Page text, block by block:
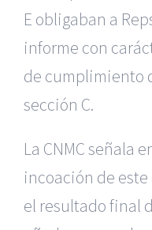
E obligaban a
informe con
de cumplimiento
sección C.
La CNMC señala
incoación de
el resultado final